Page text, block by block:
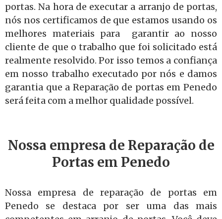
portas. Na hora de executar a arranjo de portas,
nós nos certificamos de que estamos usando os
melhores materiais para garantir ao nosso
cliente de que o trabalho que foi solicitado está
realmente resolvido. Por isso temos a confiança
em nosso trabalho executado por nós e damos
garantia que a Reparação de portas em Penedo
será feita com a melhor qualidade possível.
Nossa empresa de Reparação de
Portas em Penedo
Nossa empresa de reparação de portas em
Penedo se destaca por ser uma das mais